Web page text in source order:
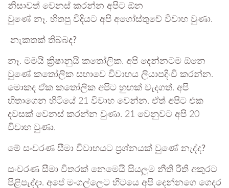
නිසාවත් වෙනස් කරන්න අපිට ඕන
වුණේ නෑ. හිතපු විදියට අපි අගෝස්තුවේ විවාහ වුණා.
නැකතක් තිබ්බද?
නෑ. මමයි ක්‍රිෂානුයි කතෝලික. අපි දෙන්නටම ඕනෙ
වුණේ කතෝලික සභාවෙ විවාහය ලියාපදිංචි කරන්න.
මොකද ඒක කතෝලික අපිට හුඟක් වැදගත්. අපි
හිතාගෙන හිටියේ 21 විවාහ වෙන්න. ඒත් අපිට එක
දවසක් වෙනස් කරන්න වුණා. 21 වෙනුවට අපි 20
විවාහ වුණා.
මේ සංචරණ සීමා විවාහයට ප්‍රශ්නයක් වුණේ නැද්ද?
සංචරණ සීමා විතරක් නෙමෙයි සියලුම නීති රීති අකුරට
පිළිපැද්දා. අපේ මංගල්ලෙට හිටයෙ අපි දෙන්නගෙ ගෙදර